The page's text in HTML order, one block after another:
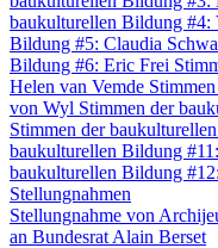
baukulturellen Bildung #4:
Bildung #5: Claudia
Bildung #6: Eric Frei
Helen van Vemde
von Wyl Stimmen der
Stimmen der
baukulturellen Bildung
baukulturellen Bildung
Stellungnahmen
Stellungnahme von
an Bundesrat Alain Berset